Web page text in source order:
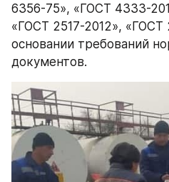
6356-75», «ГОСТ 4333-
«ГОСТ 2517-2012», «ГОСТ
основании требований
документов.